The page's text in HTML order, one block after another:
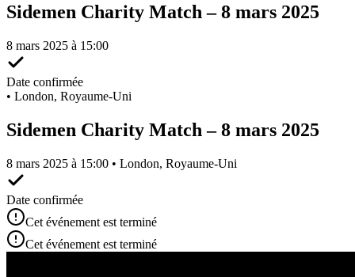
Sidemen Charity Match – 8 mars 2025
8 mars 2025 à 15:00
Date confirmée
• London, Royaume-Uni
Sidemen Charity Match – 8 mars 2025
8 mars 2025 à 15:00 • London, Royaume-Uni
Date confirmée
Cet événement est terminé
Cet événement est terminé